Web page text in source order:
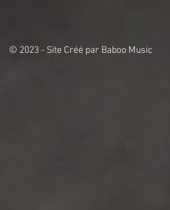
© 2023 - Site Créé par Baboo Music